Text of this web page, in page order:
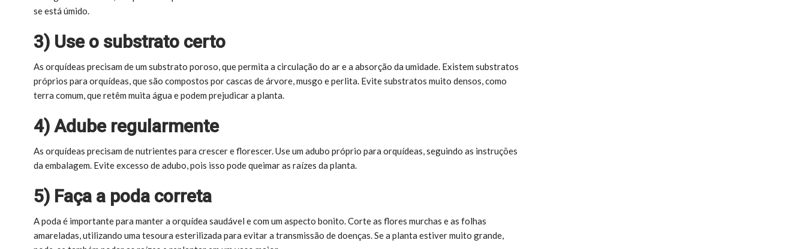
se está úmido.
3) Use o substrato certo
As orquídeas precisam de um substrato poroso, que permita a circulação do ar e a absorção da umidade. Existem substratos
próprios para orquídeas, que são compostos por cascas de árvore, musgo e perlita. Evite substratos muito densos, como
terra comum, que retêm muita água e podem prejudicar a planta.
4) Adube regularmente
As orquídeas precisam de nutrientes para crescer e florescer. Use um adubo próprio para orquídeas, seguindo as instruções
da embalagem. Evite excesso de adubo, pois isso pode queimar as raízes da planta.
5) Faça a poda correta
A poda é importante para manter a orquídea saudável e com um aspecto bonito. Corte as flores murchas e as folhas
amareladas, utilizando uma tesoura esterilizada para evitar a transmissão de doenças. Se a planta estiver muito grande,